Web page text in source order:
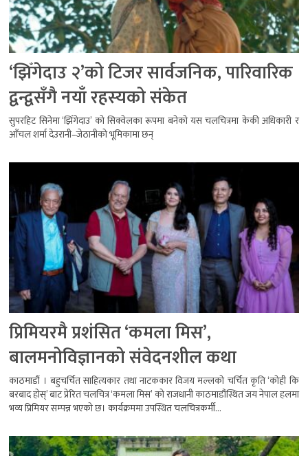
‘झिँगेदाउ २’को टिजर सार्वजनिक, पारिवारिक
द्वन्द्वसँगै नयाँ रहस्यको संकेत
सुपरहिट सिनेमा ‘झिँगेदाउ’ को सिक्वेलका रूपमा बनेको यस चलचित्रमा केकी अधिकारी र
आँचल शर्मा देउरानी–जेठानीको भूमिकामा छन्
प्रिमियरमै प्रशंसित ‘कमला मिस’,
बालमनोविज्ञानको संवेदनशील कथा
काठमाडौं । बहुचर्चित साहित्यकार तथा नाटककार विजय मल्लको चर्चित कृति ‘कोही कि
बरबाद होस्’ बाट प्रेरित चलचित्र ‘कमला मिस’ को राजधानी काठमाडौंस्थित जय नेपाल हलमा
भव्य प्रिमियर सम्पन्न भएको छ। कार्यक्रममा उपस्थित चलचित्रकर्मी...